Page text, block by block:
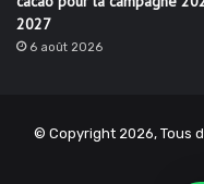
2027
6 août 2026
© Copyright 2026, Tous